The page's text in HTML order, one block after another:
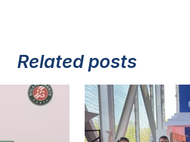
Related posts